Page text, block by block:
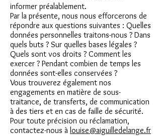
informer préalablement.
Par la présente, nous nous efforcerons de
répondre aux questions suivantes : Quelles
données personnelles traitons-nous ? Dans
quels buts ? Sur quelles bases légales ?
Quels sont vos droits ? Comment les
exercer ? Pendant combien de temps les
données sont-elles conservées ?
Vous trouverez également nos
engagements en matière de sous-
traitance, de transferts, de communication
à des tiers et en cas de faille de sécurité.
Pour toute précision ou réclamation,
contactez-nous à louise@aiguilledelange.fr